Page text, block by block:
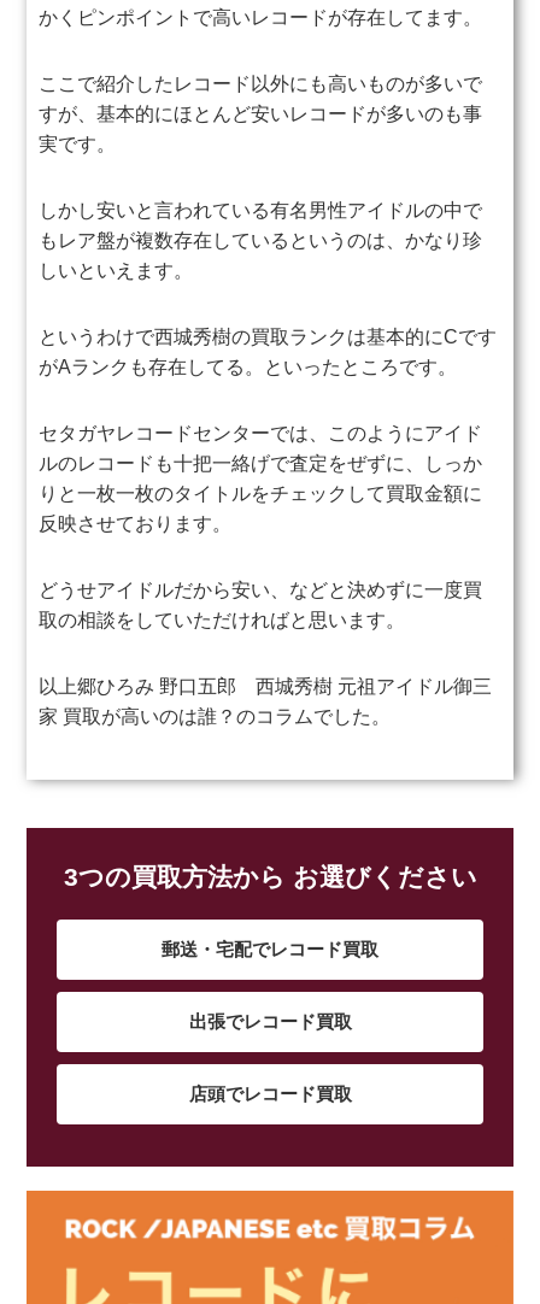
かくピンポイントで高いレコードが存在してます。
ここで紹介したレコード以外にも高いものが多いで
すが、基本的にほとんど安いレコードが多いのも事
実です。
しかし安いと言われている有名男性アイドルの中で
も レア盤が複数存在しているというのは、かなり珍
しいといえます。
というわけで西城秀樹の買取ランクは基本的にCです
がAランクも存在してる。といったところです。
セタガヤレコードセンターでは、このようにアイド
ルのレコードも十把一絡げで査定をぜずに、しっか
りと一枚一枚のタイトルをチェックして買取金額に
反映させております。
どうせアイドルだから安い、などと決めずに一度買
取の相談をしていただければと思います。
以上郷ひろみ 野口五郎 西城秀樹 元祖アイドル御三
家 買取が高いのは誰？のコラムでした。
3つの買取方法から お選びください
郵送・宅配でレコード買取
出張でレコード買取
店頭でレコード買取